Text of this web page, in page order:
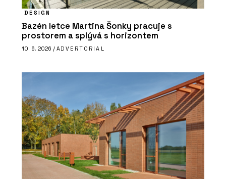
DESIGN
Bazén letce Martina Šonky pracuje s
prostorem a splývá s horizontem
10. 6. 2026 / ADVERTORIAL